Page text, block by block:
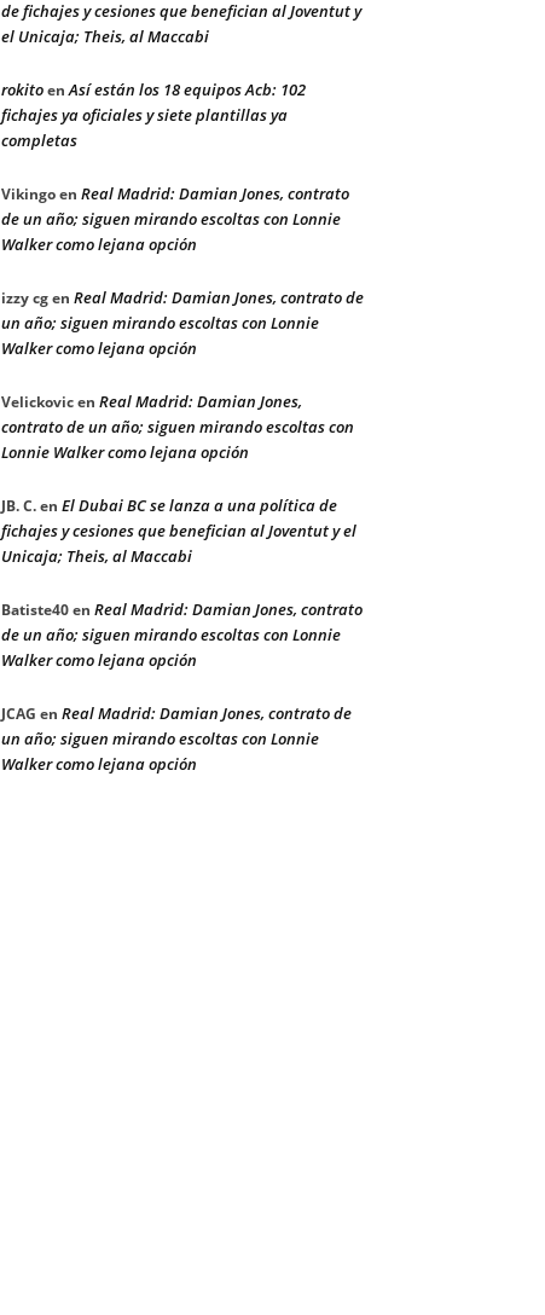
de fichajes y cesiones que benefician al Joventut y
el Unicaja; Theis, al Maccabi
rokitoenAsí están los 18 equipos Acb: 102
fichajes ya oficiales y siete plantillas ya
completas
Vikingoen Real Madrid: Damian Jones, contrato
de un año; siguen mirando escoltas con Lonnie
Walker como lejana opción
izzy cgen Real Madrid: Damian Jones, contrato de
un año; siguen mirando escoltas con Lonnie
Walker como lejana opción
Velickovicen Real Madrid: Damian Jones,
contrato de un año; siguen mirando escoltas con
Lonnie Walker como lejana opción
JB. C.en El Dubai BC se lanza a una política de
fichajes y cesiones que benefician al Joventut y el
Unicaja; Theis, al Maccabi
Batiste40en Real Madrid: Damian Jones, contrato
de un año; siguen mirando escoltas con Lonnie
Walker como lejana opción
JCAG en Real Madrid: Damian Jones, contrato de
un año; siguen mirando escoltas con Lonnie
Walker como lejana opción